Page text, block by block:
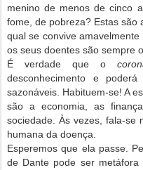
menino de menos de cinco
fome, de pobreza? Estas são
qual se convive
os seus doentes são sempre
É verdade que o
desconhecimento e
sazonáveis. Habituem-se! A
são a economia, as
sociedade. Às vezes, fala-se
humana da doença.
Esperemos que ela passe.
de Dante pode ser